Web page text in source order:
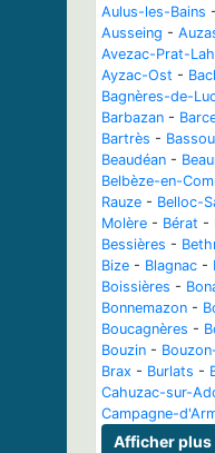
Aulus-les-Bains -
Ausseing -
Avezac-Prat-
Ayzac-Ost -
Bagnères-de-
Barbazan -
Bartrès -
Beaudéan -
Belbèze-en-
Rauze - Belloc-
Molère - Bérat -
Bessières -
Bize - Blagnac -
Boissières -
Bonnemazon -
Boucagnères -
Bouzin -
Brax - Burlats -
Cahuzac-sur-
Campagne-
Afficher plus